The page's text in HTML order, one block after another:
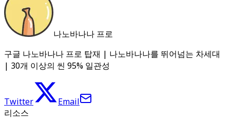
나노바나나 프로
구글 나노바나나 프로 탑재 | 나노바나나를 뛰어넘는 차세대
| 30개 이상의 씬 95% 일관성
Twitter
Email
리소스